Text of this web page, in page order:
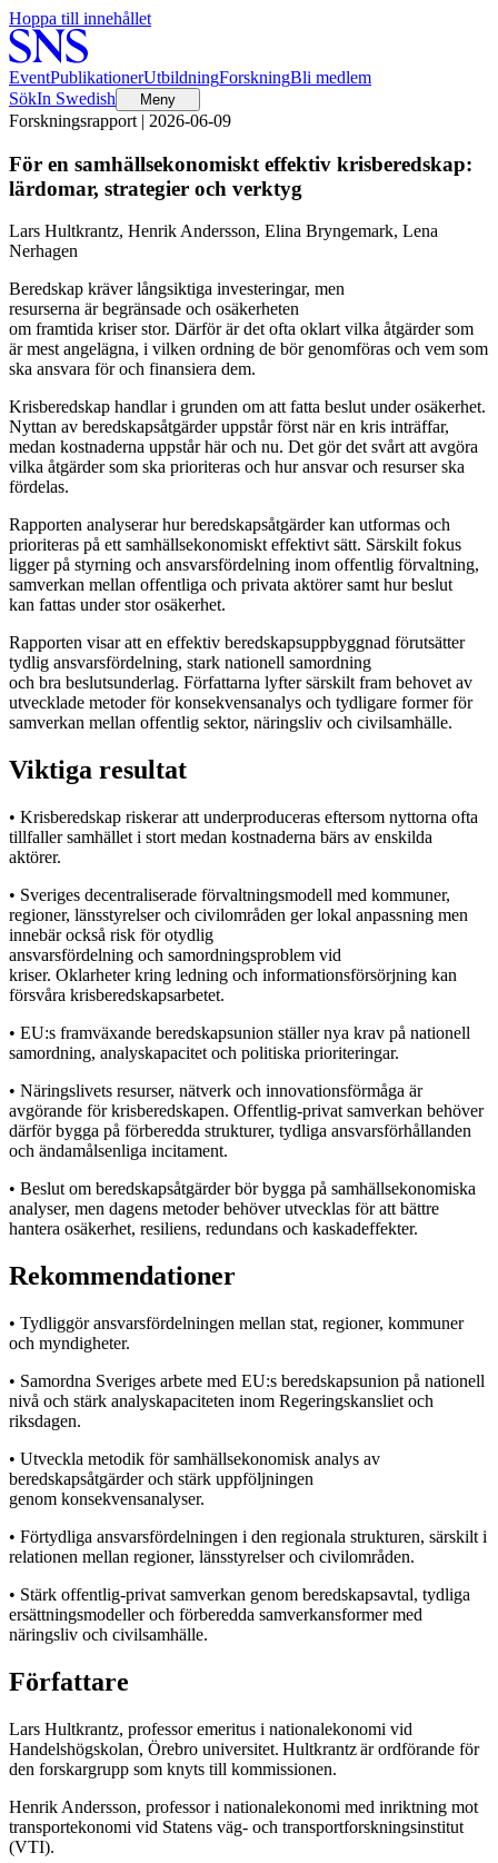
Hoppa till innehållet
EventPublikationerUtbildningForskningBli medlem
SökIn Swedish Meny
Forskningsrapport | 2026-06-09
För en samhällsekonomiskt effektiv krisberedskap:
lärdomar, strategier och verktyg
Lars Hultkrantz, Henrik Andersson, Elina Bryngemark, Lena
Nerhagen
Beredskap kräver långsiktiga investeringar, men
resurserna är begränsade och osäkerheten
om framtida kriser stor. Därför är det ofta oklart vilka åtgärder som
är mest angelägna, i vilken ordning de bör genomföras och vem som
ska ansvara för och finansiera dem.
Krisberedskap handlar i grunden om att fatta beslut under osäkerhet.
Nyttan av beredskapsåtgärder uppstår först när en kris inträffar,
medan kostnaderna uppstår här och nu. Det gör det svårt att avgöra
vilka åtgärder som ska prioriteras och hur ansvar och resurser ska
fördelas.
Rapporten analyserar hur beredskapsåtgärder kan utformas och
prioriteras på ett samhällsekonomiskt effektivt sätt. Särskilt fokus
ligger på styrning och ansvarsfördelning inom offentlig förvaltning,
samverkan mellan offentliga och privata aktörer samt hur beslut
kan fattas under stor osäkerhet.
Rapporten visar att en effektiv beredskapsuppbyggnad förutsätter
tydlig ansvarsfördelning, stark nationell samordning
och bra beslutsunderlag. Författarna lyfter särskilt fram behovet av
utvecklade metoder för konsekvensanalys och tydligare former för
samverkan mellan offentlig sektor, näringsliv och civilsamhälle.
Viktiga resultat
• Krisberedskap riskerar att underproduceras eftersom nyttorna ofta
tillfaller samhället i stort medan kostnaderna bärs av enskilda
aktörer.
• Sveriges decentraliserade förvaltningsmodell med kommuner,
regioner, länsstyrelser och civilområden ger lokal anpassning men
innebär också risk för otydlig
ansvarsfördelning och samordningsproblem vid
kriser. Oklarheter kring ledning och informationsförsörjning kan
försvåra krisberedskapsarbetet.
• EU:s framväxande beredskapsunion ställer nya krav på nationell
samordning, analyskapacitet och politiska prioriteringar.
• Näringslivets resurser, nätverk och innovationsförmåga är
avgörande för krisberedskapen. Offentlig-privat samverkan behöver
därför bygga på förberedda strukturer, tydliga ansvarsförhållanden
och ändamålsenliga incitament.
• Beslut om beredskapsåtgärder bör bygga på samhällsekonomiska
analyser, men dagens metoder behöver utvecklas för att bättre
hantera osäkerhet, resiliens, redundans och kaskadeffekter.
Rekommendationer
• Tydliggör ansvarsfördelningen mellan stat, regioner, kommuner
och myndigheter.
• Samordna Sveriges arbete med EU:s beredskapsunion på nationell
nivå och stärk analyskapaciteten inom Regeringskansliet och
riksdagen.
• Utveckla metodik för samhällsekonomisk analys av
beredskapsåtgärder och stärk uppföljningen
genom konsekvensanalyser.
• Förtydliga ansvarsfördelningen i den regionala strukturen, särskilt i
relationen mellan regioner, länsstyrelser och civilområden.
• Stärk offentlig-privat samverkan genom beredskapsavtal, tydliga
ersättningsmodeller och förberedda samverkansformer med
näringsliv och civilsamhälle.
Författare
Lars Hultkrantz, professor emeritus i nationalekonomi vid
Handelshögskolan, Örebro universitet. Hultkrantz är ordförande för
den forskargrupp som knyts till kommissionen.
Henrik Andersson, professor i nationalekonomi med inriktning mot
transportekonomi vid Statens väg- och transportforskningsinstitut
(VTI).